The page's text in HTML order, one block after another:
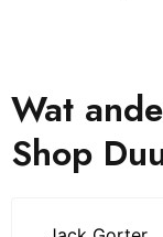
Wat
Shop